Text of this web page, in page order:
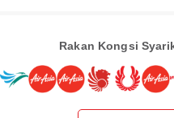
Rakan Kongsi